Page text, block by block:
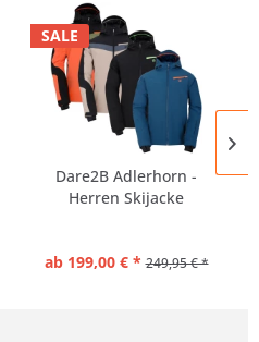
SALE
Dare2B Adlerhorn -
Herren Skijacke
ab 199,00 € * 249,95 € *